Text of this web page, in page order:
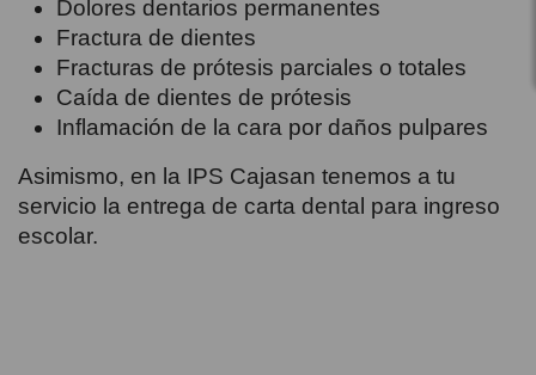
Dolores dentarios permanentes
Fractura de dientes
Fracturas de prótesis parciales o totales
Caída de dientes de prótesis
Inflamación de la cara por daños pulpares
Asimismo, en la IPS Cajasan tenemos a tu
servicio la entrega de carta dental para ingreso
escolar.